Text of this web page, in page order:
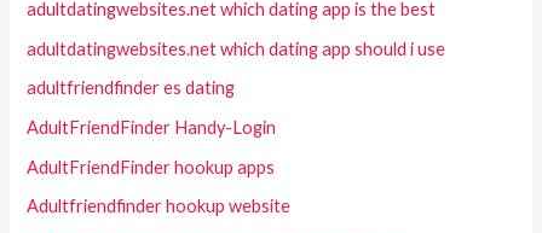
adultdatingwebsites.net which dating app is the best
adultdatingwebsites.net which dating app should i use
adultfriendfinder es dating
AdultFriendFinder Handy-Login
AdultFriendFinder hookup apps
Adultfriendfinder hookup website